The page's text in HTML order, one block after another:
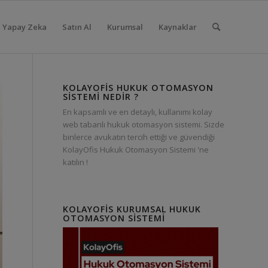
Yapay Zeka Satın Al Kurumsal Kaynaklar
KOLAYOFIS HUKUK OTOMASYON
SISTEMI NEDIR ?
En kapsamlı ve en detaylı, kullanımı kolay
web tabanlı hukuk otomasyon sistemi. Sizde
binlerce avukatın tercih ettiği ve güvendiği
KolayOfis Hukuk Otomasyon Sistemi 'ne
katılın !
KOLAYOFIS KURUMSAL HUKUK
OTOMASYON SISTEMI